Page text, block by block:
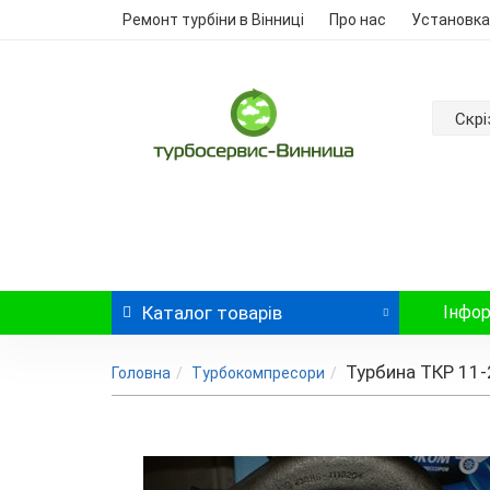
Ремонт турбіни в Вінниці Про нас
Каталог товарів
Головна Турбокомпресори Турбина ТКР